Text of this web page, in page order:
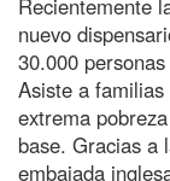
nuevo
30.000
Asiste a
extrema
base. Gracias a
embajada